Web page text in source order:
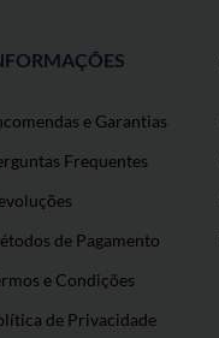
e Garantias
Frequentes
de Pagamento
e Condições
de Privacidade